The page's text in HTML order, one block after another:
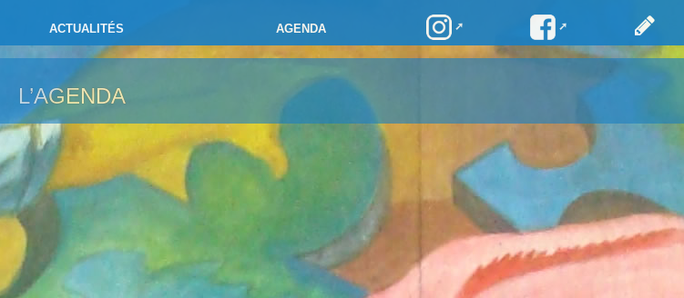
ACTUALITÉS AGENDA
L’AGENDA